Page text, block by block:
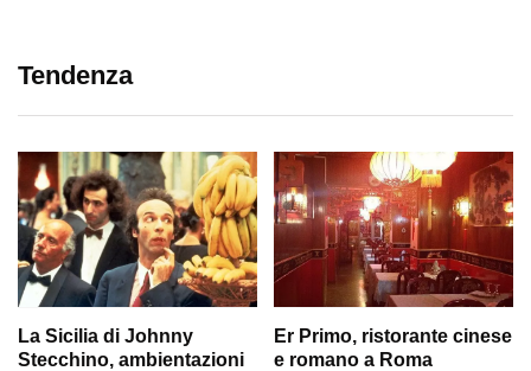
Tendenza
La Sicilia di Johnny
Stecchino, ambientazioni
Er Primo, ristorante cinese
e romano a Roma